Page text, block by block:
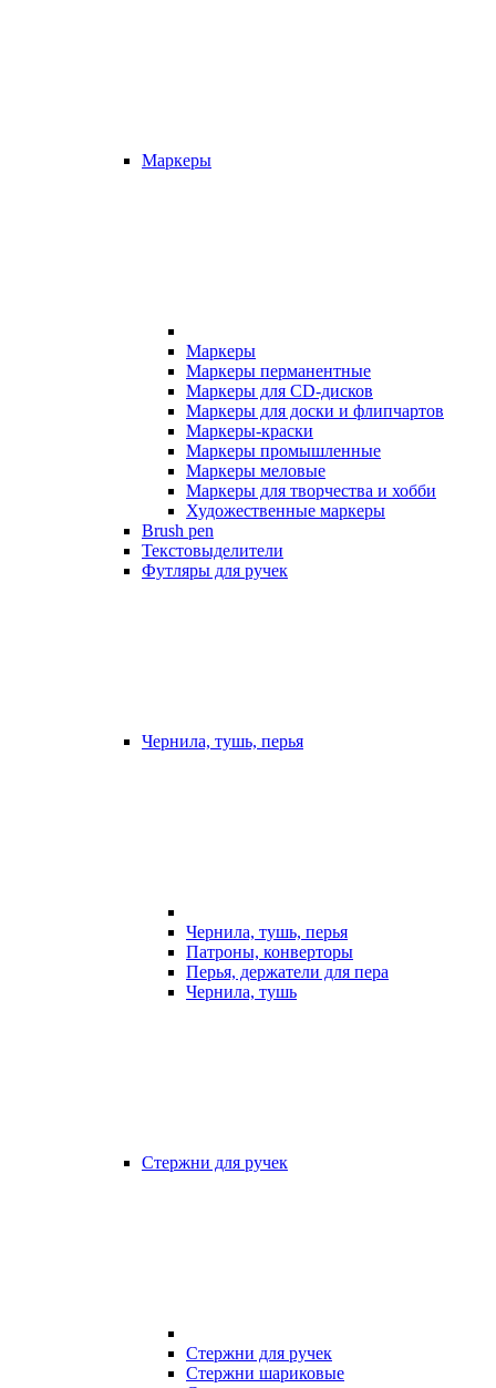
Маркеры
Маркеры
Маркеры перманентные
Маркеры для CD-дисков
Маркеры для доски и флипчартов
Маркеры-краски
Маркеры промышленные
Маркеры меловые
Маркеры для творчества и хобби
Художественные маркеры
Brush pen
Текстовыделители
Футляры для ручек
Чернила, тушь, перья
Чернила, тушь, перья
Патроны, конверторы
Перья, держатели для пера
Чернила, тушь
Стержни для ручек
Стержни для ручек
Стержни шариковые